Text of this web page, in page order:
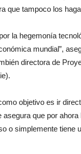
que tampoco los
la hegemonía
mundial”,
directora de
objetivo es ir
asegura que por
o simplemente tiene